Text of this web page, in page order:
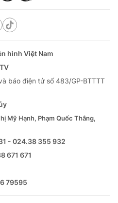
hình Việt Nam
báo điện tử số 483/GP-BTTTT
Mỹ Hạnh, Phạm Quốc Thắng,
- 024.38 355 932
671 671
79595